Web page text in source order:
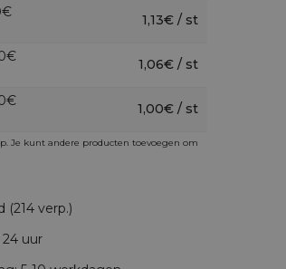
1,13€ / st
1,06€ / st
1,00€ / st
Je kunt andere producten toevoegen om
(214 verp.)
uur